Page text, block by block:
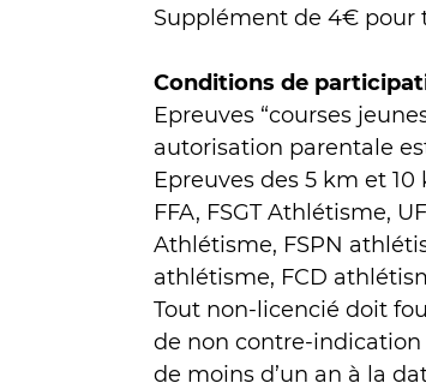
Supplément de 4€ pour
Conditions de
Epreuves “courses
autorisation parentale
Epreuves des 5 km et
FFA, FSGT Athlétisme,
Athlétisme, FSPN
athlétisme, FCD
Tout non-licencié doit
de non contre-
de moins d’un an à la